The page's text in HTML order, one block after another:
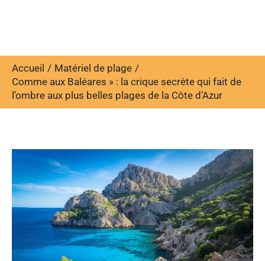
Accueil
Matériel de plage
Comme aux Baléares » : la crique secrète qui fait de
l’ombre aux plus belles plages de la Côte d’Azur